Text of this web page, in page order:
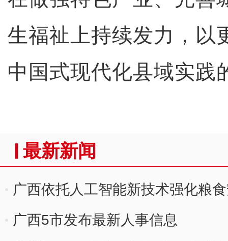
生福祉上持续发力，以
中国式现代化县域实践
最新新闻
广西依托人工智能新技术强化粮
广西5市发布最新人事信息